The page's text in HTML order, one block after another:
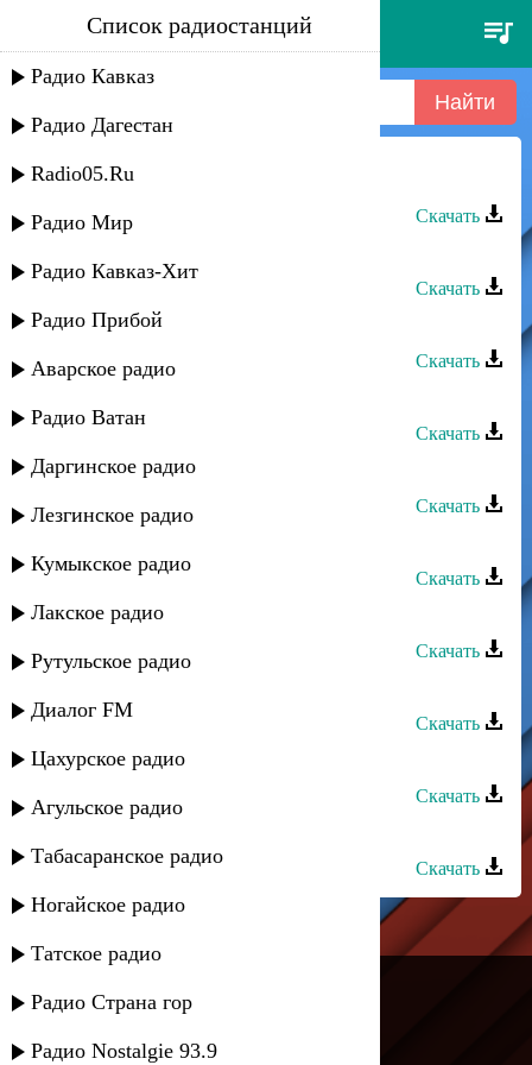
садвал - чи кьведан рикер
Список радиостанций
Радио Кавказ
Радио Дагестан
Radio05.Ru
Радио Мир
Радио Кавказ-Хит
Радио Прибой
Аварское радио
Радио Ватан
Даргинское радио
Лезгинское радио
Кумыкское радио
Лакское радио
Рутульское радио
Диалог FM
Цахурское радио
Агульское радио
Табасаранское радио
Ногайское радио
Татское радио
Радио Страна гор
Радио Nostalgie 93.9
Садвал - Чи кьведан рикер
Скачать
Скачать
Садвал - Киани яр
Скачать
Скачать
Беневша - Садвал
Скачать
Скачать
Садвал - Заира
Скачать
Скачать
Садвал - Бахт жедач
Скачать
Скачать
Русское радио